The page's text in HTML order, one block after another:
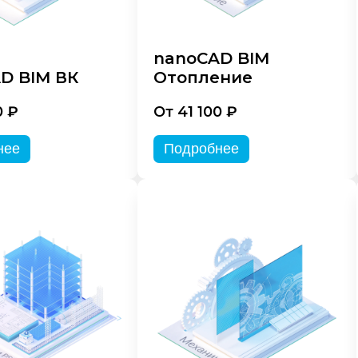
BIM ВК
₽
nanoCAD BIM
Отопление
От 41 100 ₽
Подробнее